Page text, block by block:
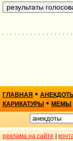
ГЛАВНАЯ • АНЕКДОТЫ
КАРИКАТУРЫ • МЕМЫ
реклама на сайте